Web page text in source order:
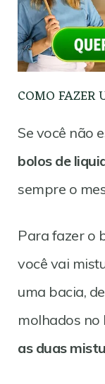
COMO
Se você não
bolos de
sempre o
Para fazer o
você vai
uma bacia,
molhados no
as duas